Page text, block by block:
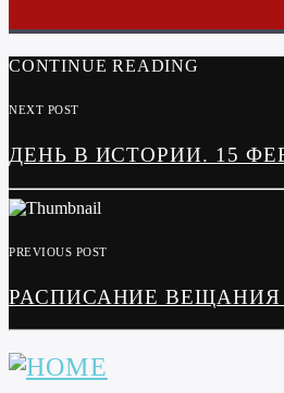
CONTINUE READING
NEXT POST
ДЕНЬ В ИСТОРИИ. 15
PREVIOUS POST
РАСПИСАНИЕ ВЕЩАНИЯ